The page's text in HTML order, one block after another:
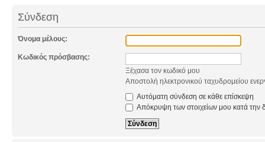
Σύνδεση
Όνομα μέλους:
Κωδικός πρόσβασης:
Ξέχασα τον κωδικό μου
Αποστολή ηλεκτρονικού ταχυδρομείου
Αυτόματη σύνδεση σε κάθε επίσκεψη
Απόκρυψη των στοιχείων μου κατά την